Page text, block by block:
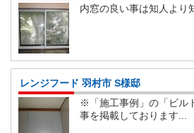
内窓の良い事は知人より
レンジフード 羽村市 S様邸
※「施工事例」の「ビル
事を掲載しております...